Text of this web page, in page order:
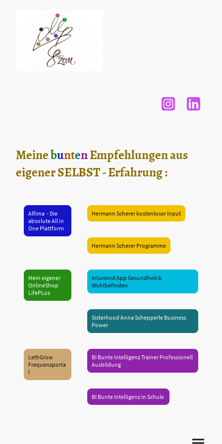
MeinebuntenEmpfehlungen aus
eigener SELBST - Erfahrung :
Alfima - Die
absolute All in
One Plattform
Hermann Scherer kostenloser Input
Hermann Scherer Programme
Mein eigener
OnlineShop
LifePLus
Intumind App Gesundheit &
Wohlbefinden
Sisterhood Anna Schepperle Business
Power
LethGrow
Frequenzporta
l
BI Bunte Intelligenz Trainer Professionell
Ausbildung
BI Bunte Intelligenz in Schule